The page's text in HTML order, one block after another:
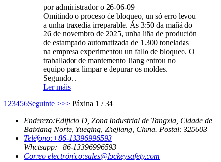
por administrador o 26-06-09
Omitindo o proceso de bloqueo, un só erro levou
a unha traxedia irreparable. Ás 3:50 da mañá do
26 de novembro de 2025, unha liña de produción
de estampado automatizada de 1.300 toneladas
na empresa experimentou un fallo de bloqueo. O
traballador de mantemento Jiang entrou no
equipo para limpar e depurar os moldes.
Segundo...
Ler máis
1 23456Seguinte >>> Páxina 1 / 34
Enderezo:Edificio D, Zona Industrial de Tangxia, Cidade de
Baixiang Norte, Yueqing, Zhejiang, China. Postal: 325603
Teléfono:+86-13396996593
Whatsapp:+86-13396996593
Correo electrónico:sales@lockeysafety.com